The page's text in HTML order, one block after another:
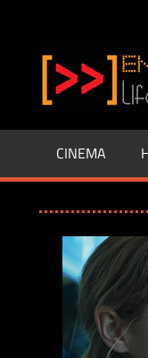
springenBase.de
CINEMA